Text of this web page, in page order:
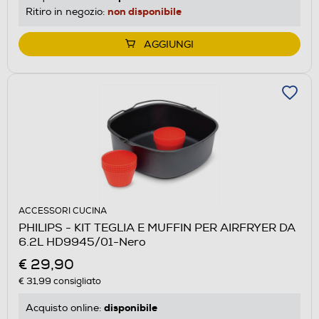
Ritiro in negozio: non disponibile
AGGIUNGI
ACCESSORI CUCINA
PHILIPS - KIT TEGLIA E MUFFIN PER AIRFRYER DA
6.2L HD9945/01-Nero
€ 29,90
€ 31,99 consigliato
Acquisto online: disponibile